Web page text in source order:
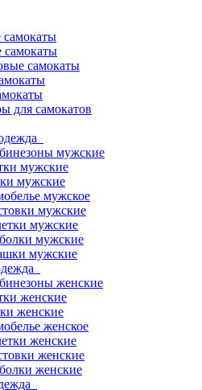
самокаты
самокаты
для самокатов
мужские
мужские
мужские
мужское
мужские
мужские
мужские
мужские
женские
женские
женские
женское
женские
женские
женские